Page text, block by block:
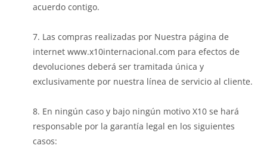
acuerdo contigo.
Las compras realizadas por Nuestra página de
internet www.x10internacional.com para efectos de
devoluciones deberá ser tramitada única y
exclusivamente por nuestra línea de servicio al cliente.
En ningún caso y bajo ningún motivo X10 se hará
responsable por la garantía legal en los siguientes
casos: